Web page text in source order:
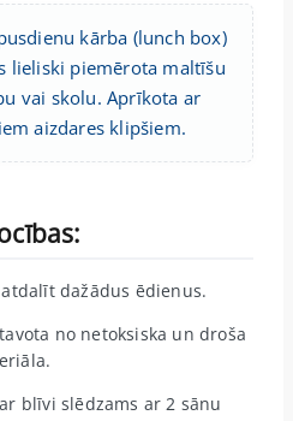
kārba (lunch box)
lieliski piemērota maltīšu
vai skolu. Aprīkota ar
aizdares klipšiem.
dažādus ēdienus.
no netoksiska un droša
blīvi slēdzams ar 2 sānu